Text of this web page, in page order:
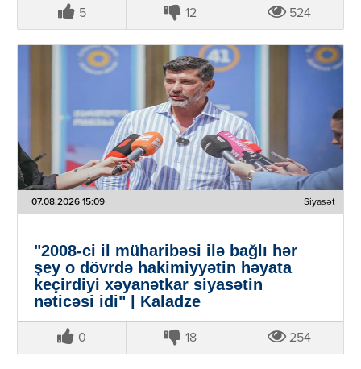
5 12 524
07.08.2026 15:09 Siyasət
"2008-ci il müharibəsi ilə bağlı hər
şey o dövrdə hakimiyyətin həyata
keçirdiyi xəyanətkar siyasətin
nəticəsi idi" | Kaladze
0 18 254